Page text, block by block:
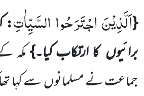
{اَلَّذِیْنَ اجْتَرَحُوا السَّیِّاٰتِ:
برائیوں کا ارتکاب کیا۔}مکہ
جماعت نے مسلمانوںسے کہا